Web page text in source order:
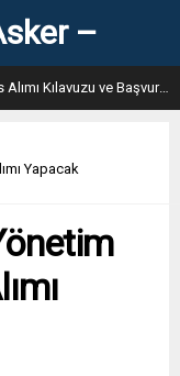
31. Dönem POMEM 7500 Bin Polis Alımı Kılavuzu ve Başvuru Ekranı
Yapacak